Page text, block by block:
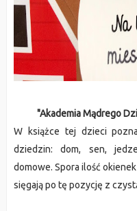
"Akademia Mądrego
W książce tej dzieci
dziedzin: dom, sen,
domowe. Spora ilość
sięgają po tę pozycję z